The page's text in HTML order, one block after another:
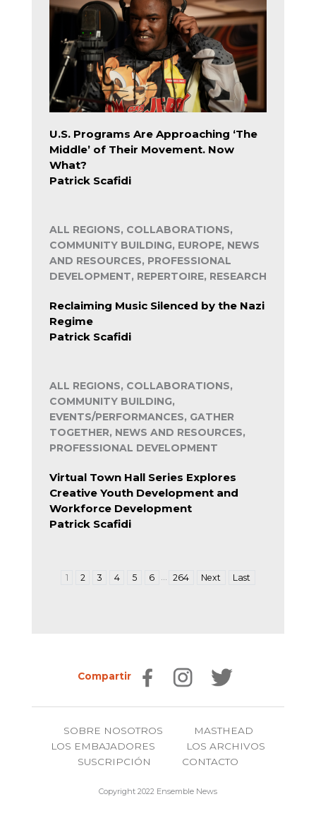
U.S. Programs Are Approaching ‘The
Middle’ of Their Movement. Now
What?
Patrick Scafidi
ALL REGIONS, COLLABORATIONS,
COMMUNITY BUILDING, EUROPE, NEWS
AND RESOURCES, PROFESSIONAL
DEVELOPMENT, REPERTOIRE, RESEARCH
Reclaiming Music Silenced by the Nazi
Regime
Patrick Scafidi
ALL REGIONS, COLLABORATIONS,
COMMUNITY BUILDING,
EVENTS/PERFORMANCES, GATHER
TOGETHER, NEWS AND RESOURCES,
PROFESSIONAL DEVELOPMENT
Virtual Town Hall Series Explores
Creative Youth Development and
Workforce Development
Patrick Scafidi
1 2 3 4 5 6 264 Next Last
Compartir
SOBRE NOSOTROS
MASTHEAD
LOS EMBAJADORES
LOS ARCHIVOS
SUSCRIPCIÓN
CONTACTO
Copyright 2022 Ensemble News